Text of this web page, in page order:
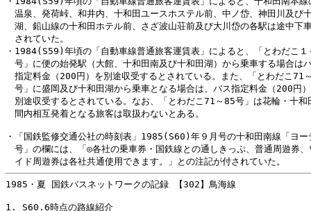
1985・夏 国鉄バスネットワークの記録 【302】鳥海線
1. S60.6時点の路線紹介